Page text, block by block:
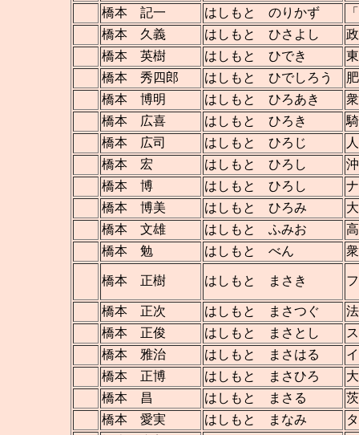
橋本 記一
はしもと のりかず
橋本 久義
はしもと ひさよし
橋本 英樹
はしもと ひでき
橋本 秀四郎
はしもと ひでしろう
橋本 博明
はしもと ひろあき
橋本 広喜
はしもと ひろき
橋本 広司
はしもと ひろじ
橋本 宏
はしもと ひろし
橋本 博
はしもと ひろし
橋本 博美
はしもと ひろみ
橋本 文雄
はしもと ふみお
橋本 勉
はしもと べん
橋本 正樹 はしもと まさき
橋本 正次 はしもと まさつぐ
橋本 正俊
はしもと まさとし
橋本 雅治
はしもと まさはる
橋本 正博
はしもと まさひろ
橋本 昌
はしもと まさる
橋本 愛実
はしもと まなみ